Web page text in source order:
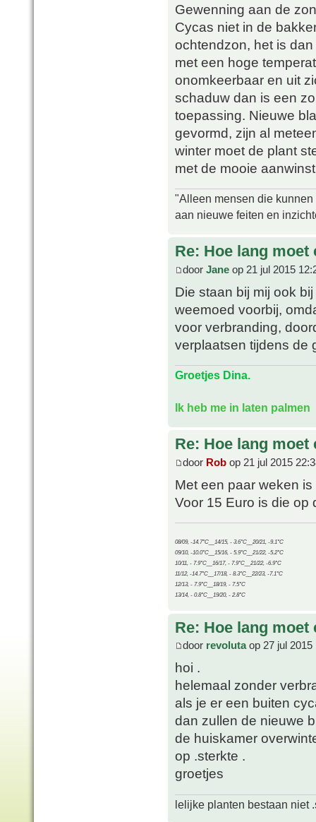
Gewenning aan de
Cycas niet in de
ochtendzon, het is
met een hoge
onomkeerbaar en uit
schaduw dan is een
toepassing. Nieuwe
gevormd, zijn al
winter moet de plant
met de mooie
"Alleen mensen die
aan nieuwe feiten en
Re: Hoe lang
door Jane op 21 jul 2015
Die staan bij mij ook
weemoed voorbij,
voor verbranding,
verplaatsen tijdens de
Groetjes Dina.
Ik heb me in laten palmen
Re: Hoe lang
door Rob op 21 jul 2015
Met een paar weken
Voor 15 Euro is die op
08/09, -14.7°C__14/15, - 3.6°C__20/21, -9.1°C
09/10, -10.0°C__15/16, - 5.9°C__21/22, -5.2°C
10/11, - 7.9°C__16/17, - 7.9°C__21/22, -6.9°C
11/12, -14.7°C__17/18, - 8.3°C__22/23, -7.1°C
12/13, - 7.9°C__18/19, - 7.5°C
13/14, - 0.8°C__19/20, - 2.8°C
Re: Hoe lang
door revolutaop 27 jul 2015
hoi .
helemaal zonder
als je er een buiten
dan zullen de nieuwe
de huiskamer
op .sterkte .
groetjes
lelijke planten bestaan niet